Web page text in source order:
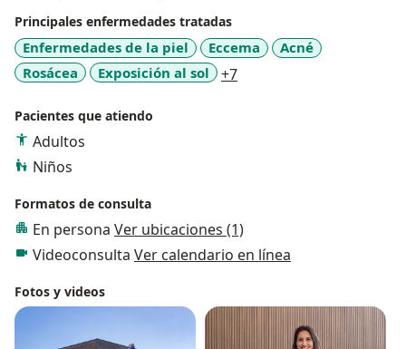
Principales enfermedades tratadas
Enfermedades de la piel Eccema
Acné
Rosácea
Exposición al sol +7a11y_sr_more_diseases
Pacientes que atiendo
Adultos
Niños
Formatos de consulta
En persona Ver ubicaciones (1)
Videoconsulta Ver calendario en línea
Fotos y videos